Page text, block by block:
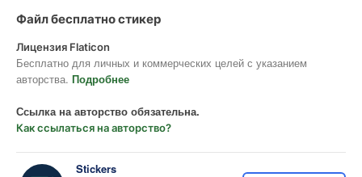
Файл бесплатно стикер
Лицензия Flaticon
Бесплатно для личных и коммерческих целей с указанием
авторства. Подробнее
Ссылка на авторство обязательна.
Как ссылаться на авторство?
Stickers